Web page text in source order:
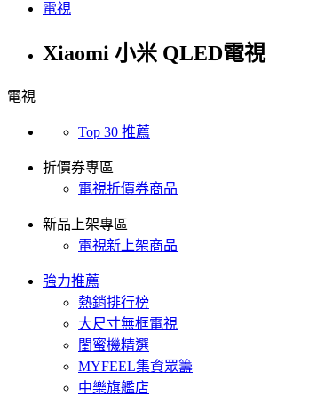
電視
Xiaomi 小米 QLED電視
電視
Top 30 推薦
折價券專區
電視折價券商品
新品上架專區
電視新上架商品
強力推薦
熱銷排行榜
大尺寸無框電視
閨蜜機精選
MYFEEL集資眾籌
中樂旗艦店